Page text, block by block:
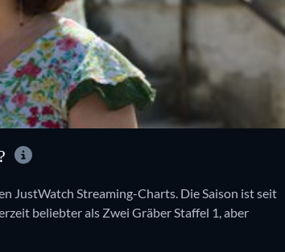
JustWatch Streaming-Charts. Die Saison ist seit
beliebter als Zwei Gräber Staffel 1, aber